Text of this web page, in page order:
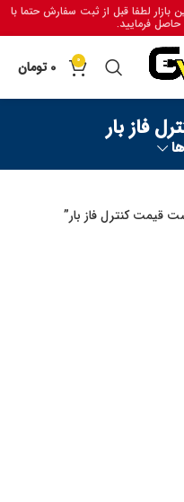
بازار لطفا قبل از ثبت سفارش حتما با
فرمایید.
0
0 تومان
فاز بار
کنترل فاز بار”